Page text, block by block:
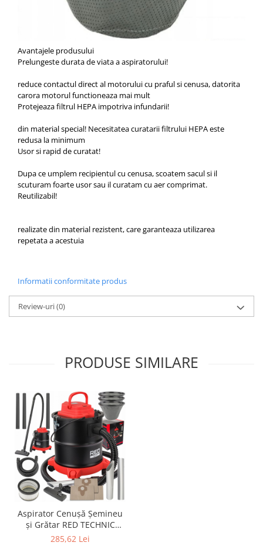
Avantajele produsului
Prelungeste durata de viata a aspiratorului!
reduce contactul direct al motorului cu praful si cenusa, datorita
carora motorul functioneaza mai mult
Protejeaza filtrul HEPA impotriva infundarii!
din material special! Necesitatea curatarii filtrului HEPA este
redusa la minimum
Usor si rapid de curatat!
Dupa ce umplem recipientul cu cenusa, scoatem sacul si il
scuturam foarte usor sau il curatam cu aer comprimat.
Reutilizabil!
realizate din material rezistent, care garanteaza utilizarea
repetata a acestuia
Informatii conformitate produs
Review-uri(0)
PRODUSE SIMILARE
Aspirator Cenușă Șemineu
și Grătar RED TECHNIC
2000W, 20 Litri, 3 în 1 cu
285,62 Lei